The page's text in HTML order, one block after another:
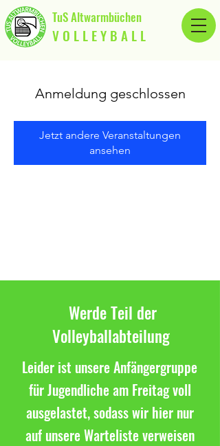
TuS Altwarmbüchen
V O L L E Y B A L L
Anmeldung geschlossen
Jetzt andere Veranstaltungen
ansehen
Werde Teil der
Volleyballabteilung
Leider ist unsere Anfängergruppe
für Jugendliche am Freitag voll
ausgelastet, sodass wir hier nur
auf unsere Warteliste verweisen